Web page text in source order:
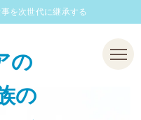
を次世代に継承する
Menu